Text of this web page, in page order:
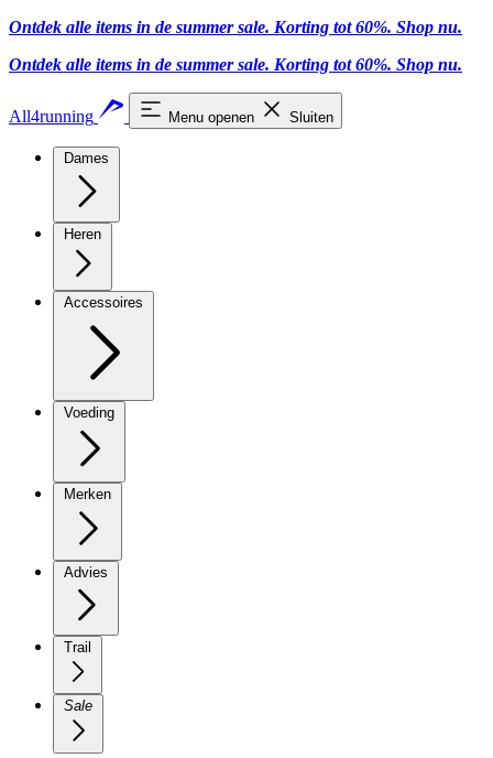
Ontdek alle items in de summer sale. Korting tot 60%. Shop nu.
Ontdek alle items in de summer sale. Korting tot 60%. Shop nu.
All4running Menu openen Sluiten
Dames
Heren
Accessoires
Voeding
Merken
Advies
Trail
Sale